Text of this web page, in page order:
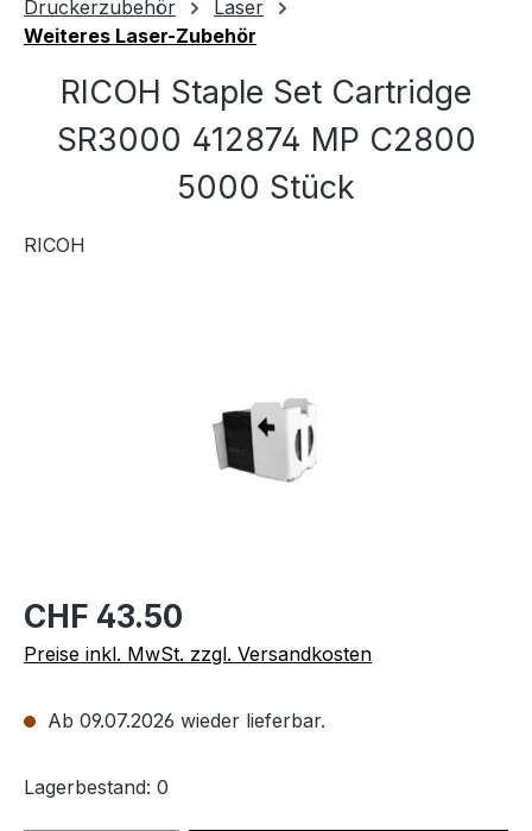
Druckerzubehör
Laser
Weiteres Laser-Zubehör
RICOH Staple Set Cartridge
SR3000 412874 MP C2800
5000 Stück
RICOH
CHF 43.50
Preise inkl. MwSt. zzgl. Versandkosten
Ab 09.07.2026 wieder lieferbar.
Lagerbestand: 0